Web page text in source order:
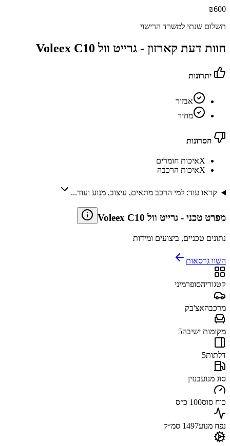
₪600
תשלום שנתי למשרד הרישוי
חוות דעת קארזון - גרייט וול Voleex C10
יתרונות
אבזור
מחיר
חסרונות
Xאיכות חומרים
Xאיכות הרכבה
קראו עוד: למי הרכב מתאים, עיצוב, מנוע ועוד...
מפרט טכני - גרייט וול Voleex C10
נתונים טכניים, ביצועים ומידות
השוו גרסאות
קטגוריהסופרמיני
מרכבהאצ'בק
מקומות ישיבה5
דלתות5
סוג מנועבנזין
כוח סוס100 כ״ס
נפח מנוע1497 סמ״ק